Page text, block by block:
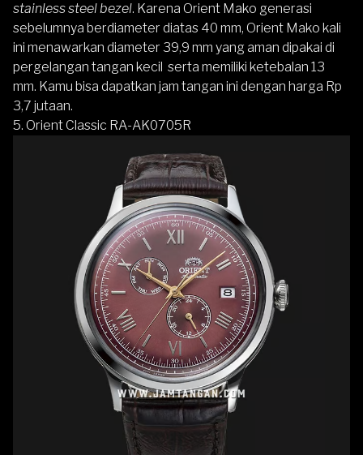
stainless steel bezel. Karena Orient Mako generasi
sebelumnya berdiameter diatas 40 mm, Orient Mako kali
ini menawarkan diameter 39,9 mm yang aman dipakai di
pergelangan tangan kecil serta memiliki ketebalan 13
mm. Kamu bisa dapatkan jam tangan ini dengan harga Rp
3,7 jutaan.
5. Orient Classic RA-AK0705R